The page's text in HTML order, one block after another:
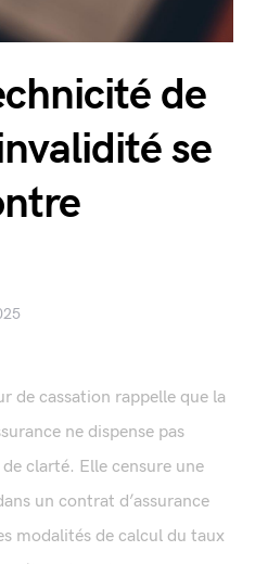
de
se
de cassation rappelle que la
ne dispense pas
clarté. Elle censure une
un contrat d’assurance
modalités de calcul du taux